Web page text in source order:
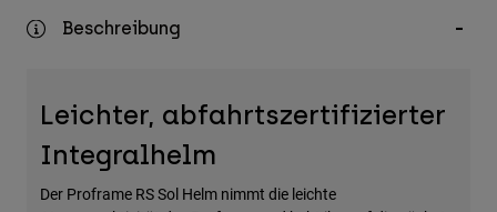
Zubehör
Taschen & Rucksäcke
Alle anzeigen
Beschreibung
Leichter, abfahrtszertifizierter
Integralhelm
Der Proframe RS Sol Helm nimmt die leichte